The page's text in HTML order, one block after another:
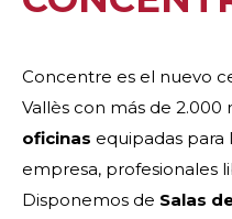
Concentre es el nuevo
Vallès con más de 2.000
oficinas equipadas para
empresa, profesionales
Disponemos de Salas